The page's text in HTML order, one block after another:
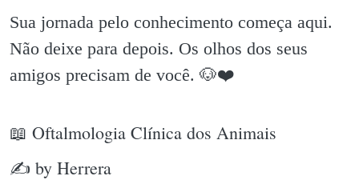
Sua jornada pelo conhecimento começa aqui.
Não deixe para depois. Os olhos dos seus
amigos precisam de você. 🐶❤️
📖 Oftalmologia Clínica dos Animais
✍ by Herrera